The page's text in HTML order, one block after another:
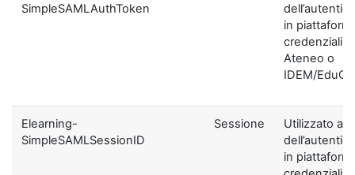
SimpleSAMLAuthToken
in
credenziali di
Ateneo o
IDEM/
Elearning-
SimpleSAMLSessionID
Sessione
Utilizzato ai
in